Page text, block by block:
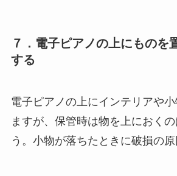
７．電子ピアノの上にものを
する
電子ピアノの上にインテリアや
ますが、保管時は物を上におくの
う。小物が落ちたときに破損の原